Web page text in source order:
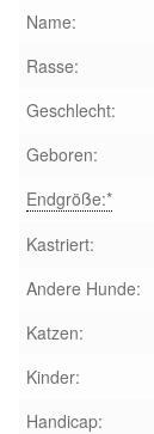
Name:
Rasse:
Geschlecht:
Geboren:
Endgröße:*
Kastriert:
Andere Hunde:
Katzen:
Kinder:
Handicap: